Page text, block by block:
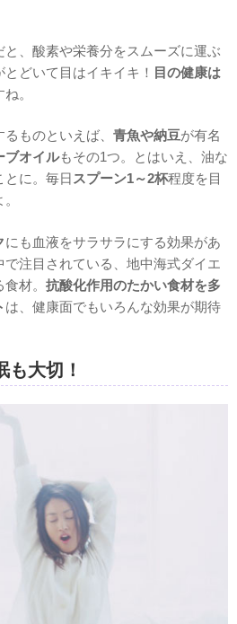
、酸素や栄養分をスムーズに運ぶ
どいて目はイキイキ！ 目の健康は
。
ものといえば、 青魚や納豆が有名
ブオイルもその1つ。とはいえ、油な
とに。毎日 スプーン1～2杯程度を目
にも血液をサラサラにする効果があ
で注目されている、地中海式ダイエ
材。 抗酸化作用のたかい食材を多
は、健康面でもいろんな効果が期待
も大切！